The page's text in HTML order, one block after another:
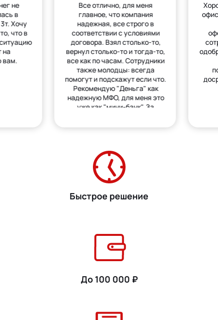
не
в
Хочу
что в
на
вам.
Все отлично, для меня
главное, что компания
надежная, все строго в
соответствии с условиями
договора. Взял столько-то,
вернул столько-то и тогда-то,
все как по часам. Сотрудники
также молодцы: всегда
помогут и подскажут если что.
Рекомендую "Деньга" как
надежную МФО, для меня это
уже как "мини-банк". За
Быстрое решение
До 100 000 ₽